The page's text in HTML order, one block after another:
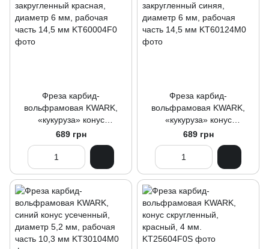
Фреза карбид-
вольфрамовая KWARK,
«кукуруза» конус
закругленный красная,
диаметр 6 мм, рабочая
часть 14,5 мм
689 грн
Фреза карбид-
вольфрамовая KWARK,
«кукуруза» конус
закругленный синяя,
диаметр 6 мм, рабочая
часть 14,5 мм
689 грн